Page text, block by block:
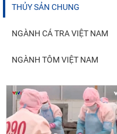
THỦY SẢN CHUNG
NGÀNH CÁ TRA VIỆT NAM
NGÀNH TÔM VIỆT NAM